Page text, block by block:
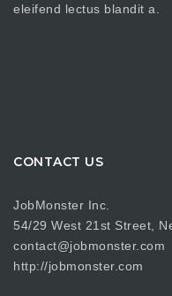
eleifend lectus blandit a.
CONTACT US
JobMonster Inc.
54/29 West 21st Street,
contact@jobmonster.com
http://jobmonster.com